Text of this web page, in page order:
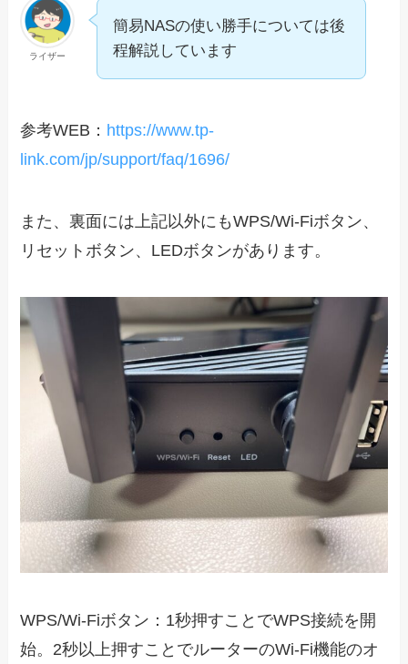
ライザー
簡易NASの使い勝手については後
程解説しています
参考WEB： https://www.tp-
link.com/jp/support/faq/1696/
また、裏面には上記以外にもWPS/Wi-Fiボタン、
リセットボタン、LEDボタンがあります。
WPS/Wi-Fiボタン：1秒押すことでWPS接続を開
始。2秒以上押すことでルーターのWi-Fi機能のオ